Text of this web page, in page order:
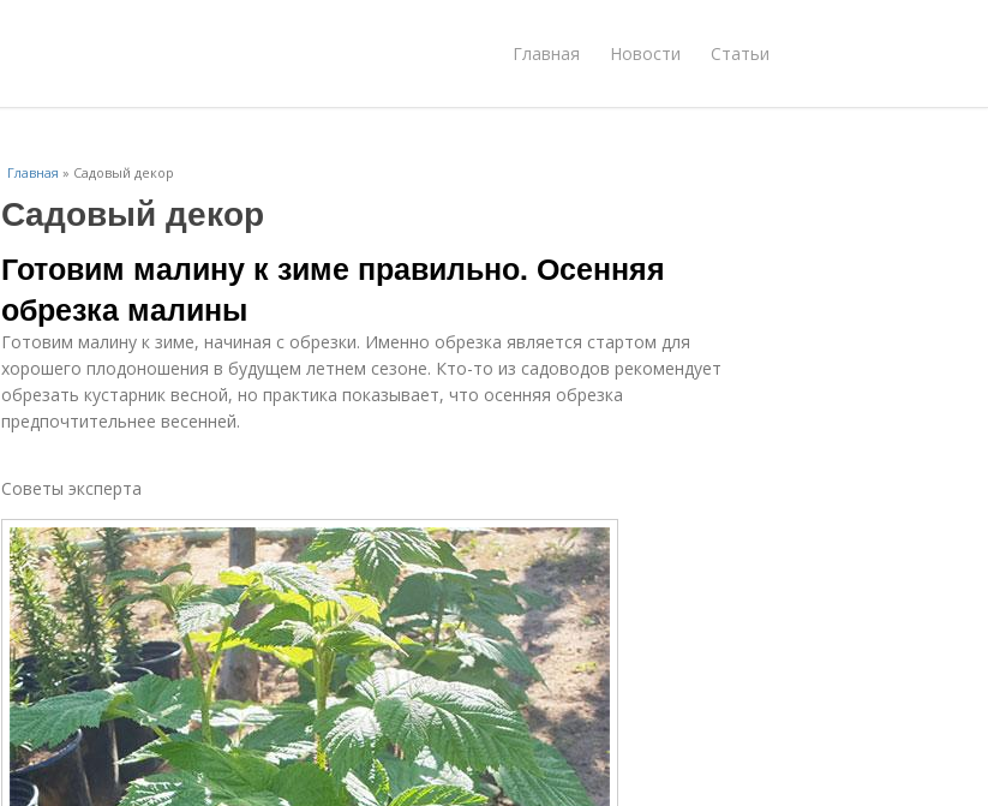
Главная Новости Статьи
Главная » Садовый декор
Садовый декор
Готовим малину к зиме правильно. Осенняя
обрезка малины
Готовим малину к зиме, начиная с обрезки. Именно обрезка является стартом для
хорошего плодоношения в будущем летнем сезоне. Кто-то из садоводов рекомендует
обрезать кустарник весной, но практика показывает, что осенняя обрезка
предпочтительнее весенней.
Советы эксперта